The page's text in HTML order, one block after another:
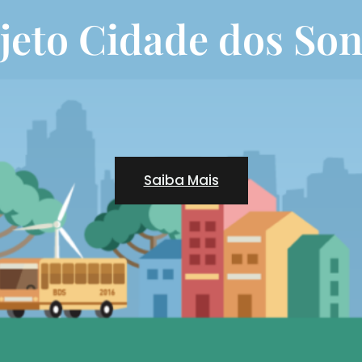
Cidade dos
Saiba Mais